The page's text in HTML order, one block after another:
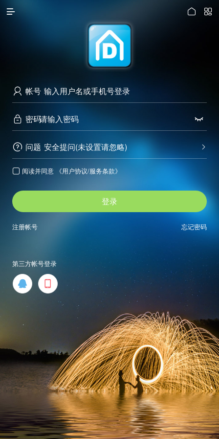
 

 帐号
 密码 
 问题 
安全提问(未设置请忽略)
 阅读并同意 《用户协议/服务条款》
登录
忘记密码
注册帐号
第三方帐号登录
 